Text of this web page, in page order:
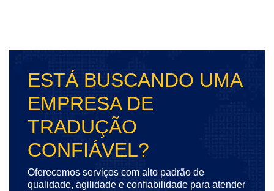
ESTÁ BUSCANDO UMA
EMPRESA DE
TRADUÇÃO
CONFIÁVEL?
Oferecemos serviços com alto padrão de
qualidade, agilidade e confiabilidade para atender